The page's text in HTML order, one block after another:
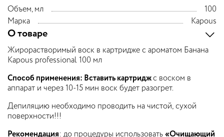
Объем, мл
100
Марка
Kapous
О товаре
Жирорастворимый воск в картридже с ароматом Банана
Kapous professional 100 мл
Способ применения: Вставить картриджс воском в
аппарат и через 10-15 мин воск будет разогрет.
Депиляцию необходимо проводить на чистой, сухой
поверхности!!!
Рекомендация: до процедуры использовать«Очищающий